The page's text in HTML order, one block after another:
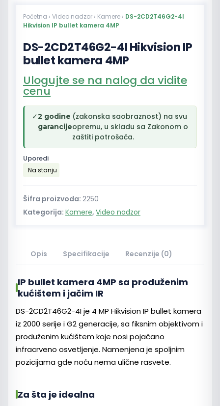
Početna › Video nadzor › Kamere › DS-2CD2T46G2-4I
Hikvision IP bullet kamera 4MP
DS-2CD2T46G2-4I Hikvision IP
bullet kamera 4MP
Ulogujte se na nalog da vidite
cenu
✓2 godine
garancije
(zakonska saobraznost) na svu
opremu, u skladu sa Zakonom o
zaštiti potrošača.
Uporedi
Na stanju
Šifra proizvoda: 2250
Kategorija: Kamere, Video nadzor
Opis Specifikacije Recenzije (0)
IP bullet kamera 4MP sa produženim
kućištem i jačim IR
DS-2CD2T46G2-4I je 4 MP Hikvision IP bullet kamera
iz 2000 serije i G2 generacije, sa fiksnim objektivom i
produženim kućištem koje nosi pojačano
infracrveno osvetljenje. Namenjena je spoljnim
pozicijama gde noću nema ulične rasvete.
Za šta je idealna